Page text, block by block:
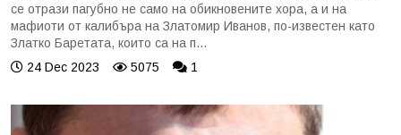
се отрази пагубно не само на обикновените хора, а и на
мафиоти от калибъра на Златомир Иванов, по-известен като
Златко Баретата, които са на п...
24 Dec 2023
5075 1